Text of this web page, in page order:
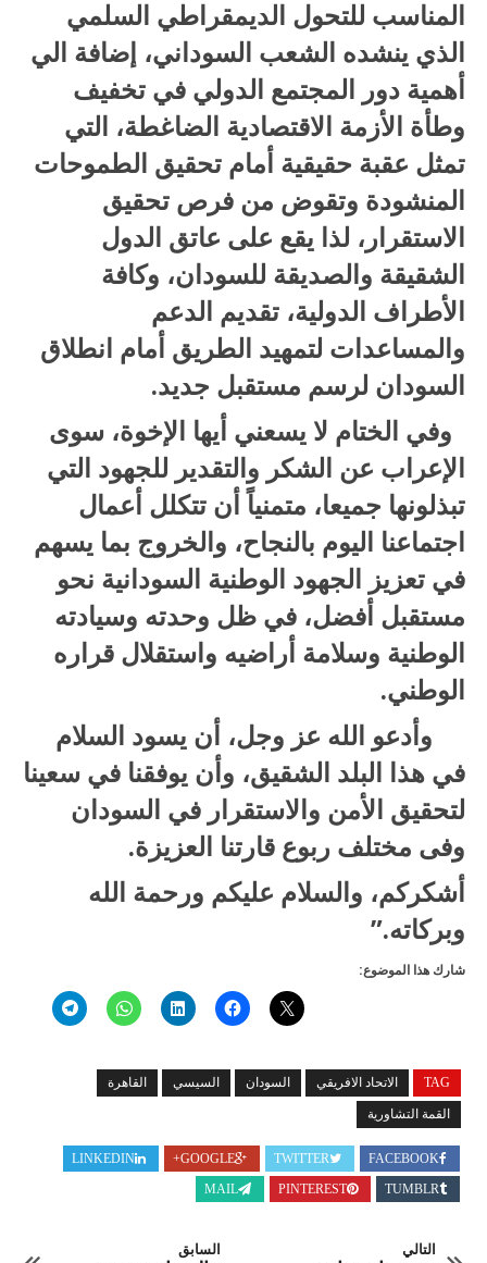
المناسب للتحول الديمقراطي السلمي
الذي ينشده الشعب السوداني، إضافة الي
أهمية دور المجتمع الدولي في تخفيف
وطأة الأزمة الاقتصادية الضاغطة، التي
تمثل عقبة حقيقية أمام تحقيق الطموحات
المنشودة وتقوض من فرص تحقيق
الاستقرار، لذا يقع على عاتق الدول
الشقيقة والصديقة للسودان، وكافة
الأطراف الدولية، تقديم الدعم
والمساعدات لتمهيد الطريق أمام انطلاق
السودان لرسم مستقبل جديد.
وفي الختام لا يسعني أيها الإخوة، سوى
الإعراب عن الشكر والتقدير للجهود التي
تبذلونها جميعا، متمنياً أن تتكلل أعمال
اجتماعنا اليوم بالنجاح، والخروج بما يسهم
في تعزيز الجهود الوطنية السودانية نحو
مستقبل أفضل، في ظل وحدته وسيادته
الوطنية وسلامة أراضيه واستقلال قراره
الوطني.
وأدعو الله عز وجل، أن يسود السلام
في هذا البلد الشقيق، وأن يوفقنا في سعينا
لتحقيق الأمن والاستقرار في السودان
وفى مختلف ربوع قارتنا العزيزة.
أشكركم، والسلام عليكم ورحمة الله
وبركاته.”
شارك هذا الموضوع:
TAG الاتحاد الافريقي السودان السيسي القاهرة
القمة التشاورية
FACEBOOK
TWITTER
GOOGLE+
LINKEDIN
TUMBLR
PINTEREST
MAIL
السابق التالي